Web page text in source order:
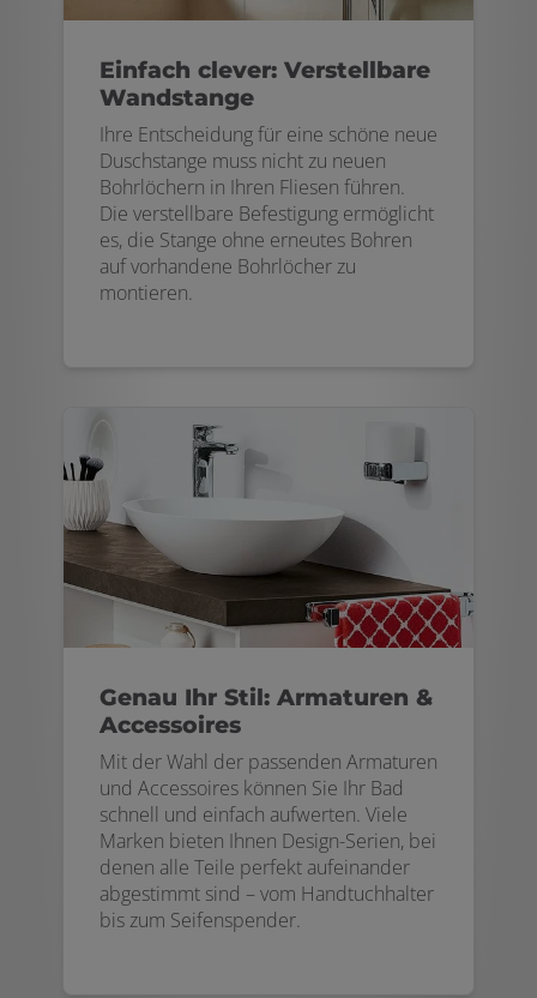
Einfach clever: Verstellbare
Wandstange
Ihre Entscheidung für eine schöne neue
Duschstange muss nicht zu neuen
Bohrlöchern in Ihren Fliesen führen.
Die verstellbare Befestigung ermöglicht
es, die Stange ohne erneutes Bohren
auf vorhandene Bohrlöcher zu
montieren.
Genau Ihr Stil: Armaturen &
Accessoires
Mit der Wahl der passenden Armaturen
und Accessoires können Sie Ihr Bad
schnell und einfach aufwerten. Viele
Marken bieten Ihnen Design-Serien, bei
denen alle Teile perfekt aufeinander
abgestimmt sind – vom Handtuchhalter
bis zum Seifenspender.